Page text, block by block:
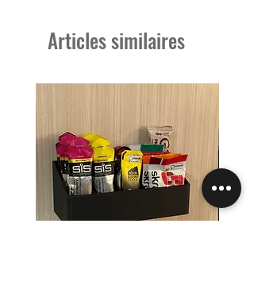
Articles similaires